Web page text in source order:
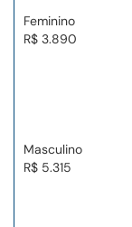
Feminino
R$ 3.890
Masculino
R$ 5.315